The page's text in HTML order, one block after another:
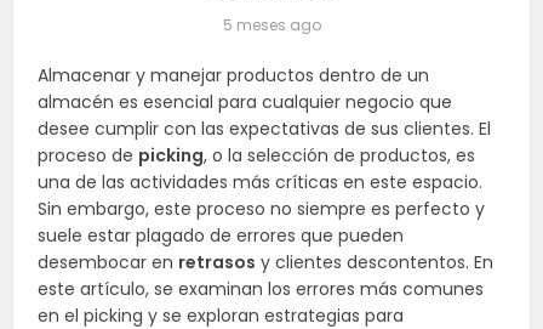
5 meses ago
Almacenar y manejar productos dentro de un
almacén es esencial para cualquier negocio que
desee cumplir con las expectativas de sus clientes. El
proceso de picking, o la selección de productos, es
una de las actividades más críticas en este espacio.
Sin embargo, este proceso no siempre es perfecto y
suele estar plagado de errores que pueden
desembocar en retrasos y clientes descontentos. En
este artículo, se examinan los errores más comunes
en el picking y se exploran estrategias para